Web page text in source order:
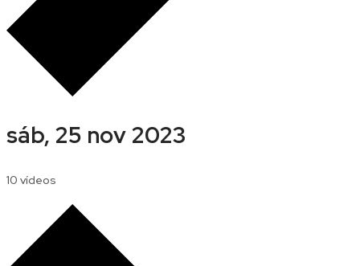
sáb, 25 nov 2023
10 vídeos